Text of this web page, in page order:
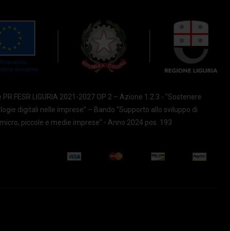
FESR LIGURIA 2021-2027 OP 2 – Azione 1.2.3 - "Sostenere
digitali nelle imprese” – Bando “Supporto allo sviluppo di
piccole e medie imprese” - Anno 2024 pos. 193